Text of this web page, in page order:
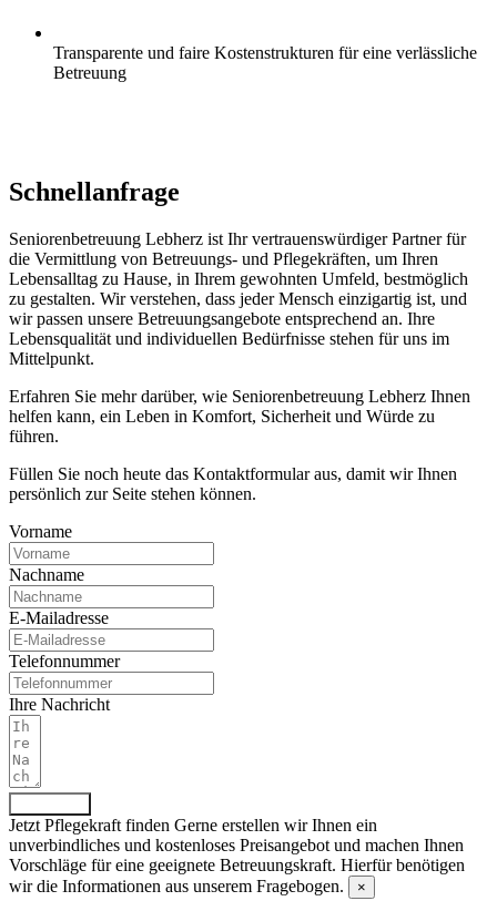
Transparente und faire Kostenstrukturen für eine verlässliche
Betreuung
Schnell­anfrage
Seniorenbetreuung Lebherz ist Ihr vertrauenswürdiger Partner für
die Vermittlung von Betreuungs- und Pflegekräften, um Ihren
Lebensalltag zu Hause, in Ihrem gewohnten Umfeld, bestmöglich
zu gestalten. Wir verstehen, dass jeder Mensch einzigartig ist, und
wir passen unsere Betreuungsangebote entsprechend an. Ihre
Lebensqualität und individuellen Bedürfnisse stehen für uns im
Mittelpunkt.
Erfahren Sie mehr darüber, wie Seniorenbetreuung Lebherz Ihnen
helfen kann, ein Leben in Komfort, Sicherheit und Würde zu
führen.
Füllen Sie noch heute das Kontaktformular aus, damit wir Ihnen
persönlich zur Seite stehen können.
Vorname
Nachname
E-Mailadresse
Telefonnummer
Ihre Nachricht
Jetzt Pflegekraft finden Gerne erstellen wir Ihnen ein
unverbindliches und kostenloses Preisangebot und machen Ihnen
Vorschläge für eine geeignete Betreuungskraft. Hierfür benötigen
wir die Informationen aus unserem Fragebogen.
×